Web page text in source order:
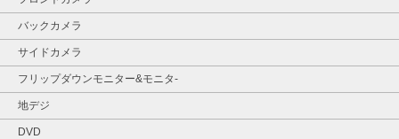
バックカメラ
サイドカメラ
フリップダウンモニター&モニタ‐
地デジ
DVD